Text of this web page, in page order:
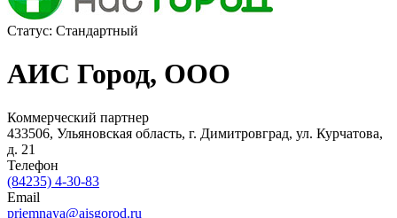
Статус: Стандартный
АИС Город, ООО
Коммерческий партнер
433506, Ульяновская область, г. Димитровград, ул. Курчатова,
д. 21
Телефон
(84235) 4-30-83
Email
priemnaya@aisgorod.ru